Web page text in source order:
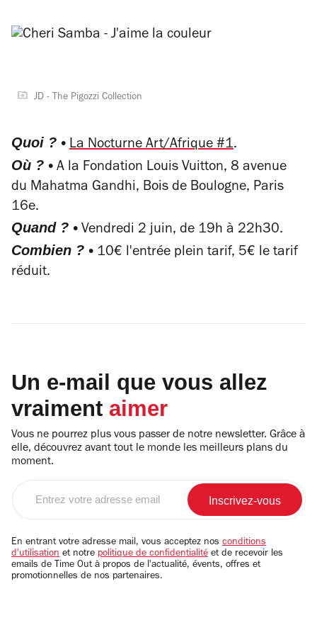
JD - The Pigozzi Collection
Quoi ? • La Nocturne Art/Afrique #1.
Où ? • A la Fondation Louis Vuitton, 8 avenue
du Mahatma Gandhi, Bois de Boulogne, Paris
16e.
Quand ? • Vendredi 2 juin, de 19h à 22h30.
Combien ? • 10€ l'entrée plein tarif, 5€ le tarif
réduit.
Un e-mail que vous allez
vraiment aimer
Vous ne pourrez plus vous passer de notre newsletter. Grâce à
elle, découvrez avant tout le monde les meilleurs plans du
moment.
email
En entrant votre adresse mail, vous acceptez nos conditions
d'utilisation et notre politique de confidentialité et de recevoir les
emails de Time Out à propos de l'actualité, évents, offres et
promotionnelles de nos partenaires.